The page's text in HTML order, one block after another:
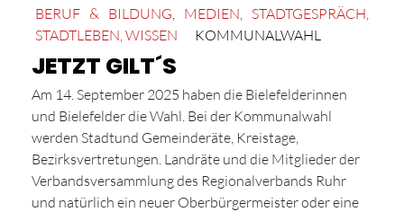
BERUF & BILDUNG MEDIEN STADTGESPRÄCH
STADTLEBEN WISSEN KOMMUNALWAHL
JETZT GILT´S
Am 14. September 2025 haben die Bielefelderinnen
und Bielefelder die Wahl. Bei der Kommunalwahl
werden Stadtund Gemeinderäte, Kreistage,
Bezirksvertretungen. Landräte und die Mitglieder der
Verbandsversammlung des Regionalverbands Ruhr
und natürlich ein neuer Oberbürgermeister oder eine